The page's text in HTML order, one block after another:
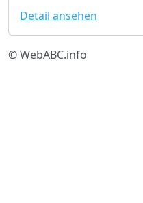
Detail ansehen
© WebABC.info